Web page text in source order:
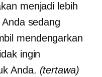
menjadi lebih
sedang
mendengarkan
ingin
Anda. (tertawa)